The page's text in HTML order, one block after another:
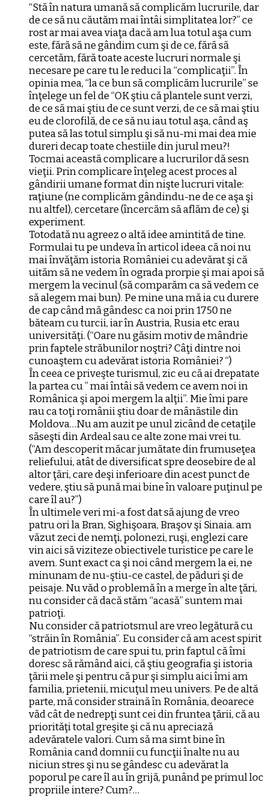
“Stă în natura umană să complicăm lucrurile, dar
de ce să nu căutăm mai întâi simplitatea lor?” ce
rost ar mai avea viaţa dacă am lua totul aşa cum
este, fără să ne gândim cum şi de ce, fără să
cercetăm, fără toate aceste lucruri normale şi
necesare pe care tu le reduci la “complicaţii”. În
opinia mea, “la ce bun să complicăm lucrurile” se
înţelege un fel de “OK ştiu că plantele sunt verzi,
de ce să mai ştiu de ce sunt verzi, de ce să mai ştiu
eu de clorofilă, de ce să nu iau totul aşa, când aş
putea să las totul simplu şi să nu-mi mai dea mie
dureri decap toate chestiile din jurul meu?!
Tocmai această complicare a lucrurilor dă sesn
vieţii. Prin complicare înţeleg acest proces al
gândirii umane format din nişte lucruri vitale:
raţiune (ne complicăm gândindu-ne de ce aşa şi
nu altfel), cercetare (încercăm să aflăm de ce) şi
experiment.
Totodată nu agreez o altă idee amintită de tine.
Formulai tu pe undeva în articol ideea că noi nu
mai învăţăm istoria României cu adevărat şi că
uităm să ne vedem în ograda prorpie şi mai apoi să
mergem la vecinul (să comparăm ca să vedem ce
să alegem mai bun). Pe mine una mă ia cu durere
de cap când mă gândesc ca noi prin 1750 ne
băteam cu turcii, iar în Austria, Rusia etc erau
universităţi. (“Oare nu găsim motiv de mândrie
prin faptele străbunilor noştri? Câţi dintre noi
cunoaştem cu adevărat istoria României? “)
În ceea ce priveşte turismul, zic eu că ai drepatate
la partea cu ” mai întâi să vedem ce avem noi in
Românica şi apoi mergem la alţii”. Mie îmi pare
rau ca toţi românii ştiu doar de mânăstile din
Moldova…Nu am auzit pe unul zicând de cetaţile
săseşti din Ardeal sau ce alte zone mai vrei tu.
(“Am descoperit măcar jumătate din frumuseţea
reliefului, atât de diversificat spre deosebire de al
altor ţări, care deşi inferioare din acest punct de
vedere, ştiu să pună mai bine în valoare puţinul pe
care îl au?”)
În ultimele veri mi-a fost dat să ajung de vreo
patru ori la Bran, Sighişoara, Braşov şi Sinaia. am
văzut zeci de nemţi, polonezi, ruşi, englezi care
vin aici să viziteze obiectivele turistice pe care le
avem. Sunt exact ca şi noi când mergem la ei, ne
minunam de nu-ştiu-ce castel, de păduri şi de
peisaje. Nu văd o problemă în a merge în alte ţări,
nu consider că dacă stăm “acasă” suntem mai
patrioţi.
Nu consider că patriotsmul are vreo legătură cu
“străin în România”. Eu consider că am acest spirit
de patriotism de care spui tu, prin faptul că îmi
doresc să rămând aici, că ştiu geografia şi istoria
ţării mele şi pentru că pur şi simplu aici îmi am
familia, prietenii, micuţul meu univers. Pe de altă
parte, mă consider straină în România, deoarece
văd cât de nedrepţi sunt cei din fruntea ţării, că au
priorităţi total greşite şi că nu apreciază
adevăratele valori. Cum să ma simt bine în
România cand domnii cu funcţii înalte nu au
niciun stres şi nu se gândesc cu adevărat la
poporul pe care îl au în grijă, punând pe primul loc
propriile intere? Cum?…